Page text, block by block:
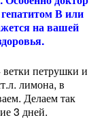
В или
на вашей
петрушки и
лимона, в
Делаем так
3 дней.